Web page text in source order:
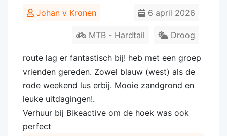
Johan v Kronen 6 april 2026
Droog
MTB - Hardtail
route lag er fantastisch bij! heb met een groep
vrienden gereden. Zowel blauw (west) als de
rode weekend lus erbij. Mooie zandgrond en
leuke uitdagingen!.
Verhuur bij Bikeactive om de hoek was ook
perfect